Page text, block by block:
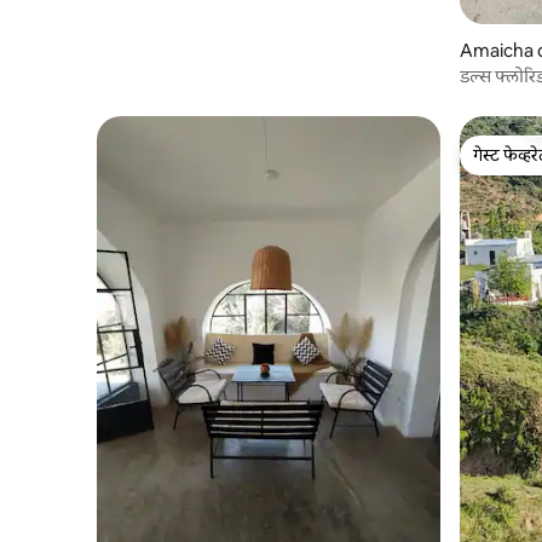
Amaicha
डल्स
गेस्ट
गेस्ट